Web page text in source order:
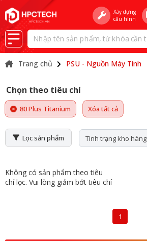
Xây dựng
cấu hình
Trang chủ PSU - Nguồn Máy Tính
Chọn theo tiêu chí
80 Plus Titanium Xóa tất cả
Lọc sản phẩm Tình trạng kho hàng
Không có sản phẩm theo tiêu
chí lọc. Vui lòng giảm bớt tiêu chí
1